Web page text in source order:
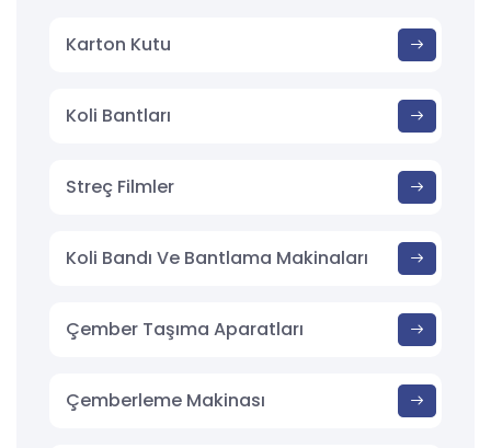
Karton Kutu
Koli Bantları
Streç Filmler
Koli Bandı Ve Bantlama Makinaları
Çember Taşıma Aparatları
Çemberleme Makinası